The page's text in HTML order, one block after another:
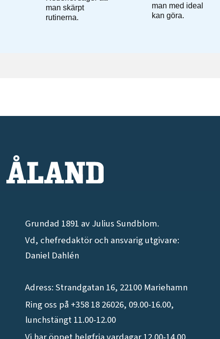
Grundad 1891 av Julius Sundblom.
Vd, chefredaktör och ansvarig utgivare:
Daniel Dahlén
Adress: Strandgatan 16, 22100 Mariehamn
Ring oss på +358 18 26026, 09.00-16.00,
lunchstängt 11.00-12.00